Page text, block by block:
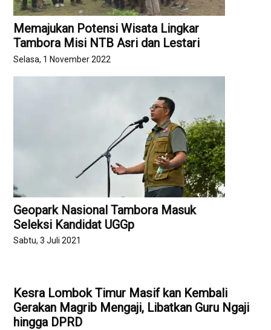
Memajukan Potensi Wisata Lingkar
Tambora Misi NTB Asri dan Lestari
Selasa, 1 November 2022
Geopark Nasional Tambora Masuk
Seleksi Kandidat UGGp
Sabtu, 3 Juli 2021
Kesra Lombok Timur Masif kan Kembali
Gerakan Magrib Mengaji, Libatkan Guru Ngaji
hingga DPRD